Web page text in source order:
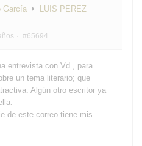
García
LUIS PEREZ
#65694
entrevista con Vd., para
un tema literario; que
Algún otro escritor ya
de este correo tiene mis